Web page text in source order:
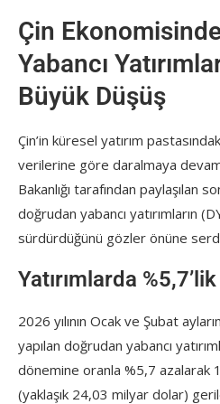
Çin
Yabancı
Büyük Düşüş
Çin’in küresel yatırım
verilerine göre daralmaya
Bakanlığı tarafından paylaşılan
doğrudan yabancı yatırımların
sürdürdüğünü gözler önüne
Yatırımlarda
2026 yılının Ocak ve Şubat
yapılan doğrudan yabancı
dönemine oranla %5,7 azalarak
(yaklaşık 24,03 milyar dolar)